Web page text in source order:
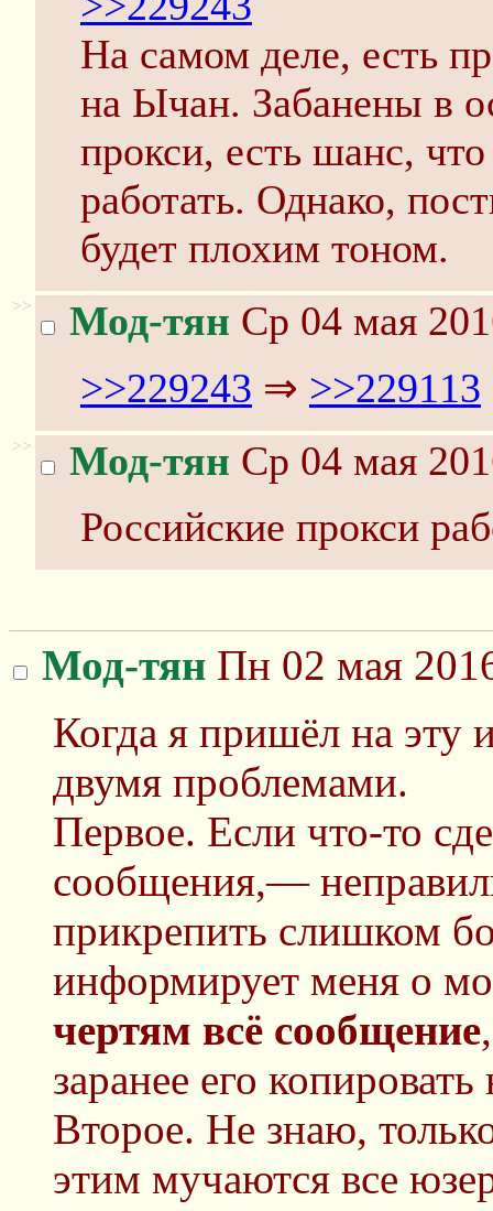
На самом деле, есть
на Ычан. Забанены в
прокси, есть шанс,
работать. Однако,
будет плохим тоном.
>> Мод-тян Ср 04 мая
>>229243 ⇒ >>229113
>> Мод-тян Ср 04 мая
Российские прокси
Мод-тян Пн 02 мая
Когда я пришёл на эту
двумя проблемами.
Первое. Если что-то
сообщения,—
прикрепить слишком
информирует меня о
чертям всё сообщение
заранее его
Второе. Не знаю,
этим мучаются все